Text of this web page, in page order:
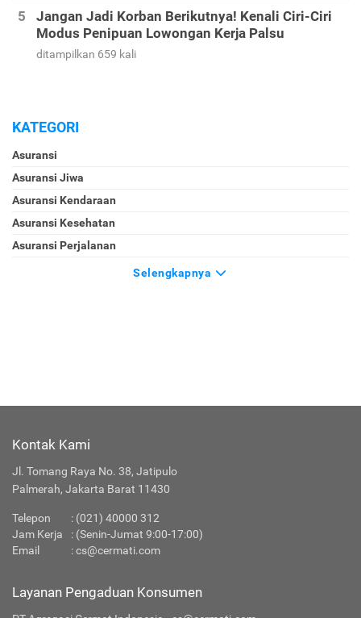
Jangan Jadi Korban Berikutnya! Kenali Ciri-Ciri
Modus Penipuan Lowongan Kerja Palsu
ditampilkan 659 kali
KATEGORI
Asuransi
Asuransi Jiwa
Asuransi Kendaraan
Asuransi Kesehatan
Asuransi Perjalanan
Selengkapnya
Kontak Kami
Jl. Tomang Raya No. 38, Jatipulo
Palmerah, Jakarta Barat 11430
Telepon : (021) 40000 312
Jam Kerja
: (Senin-Jumat 9:00-17:00)
Email
:cs@cermati.com
Layanan Pengaduan Konsumen